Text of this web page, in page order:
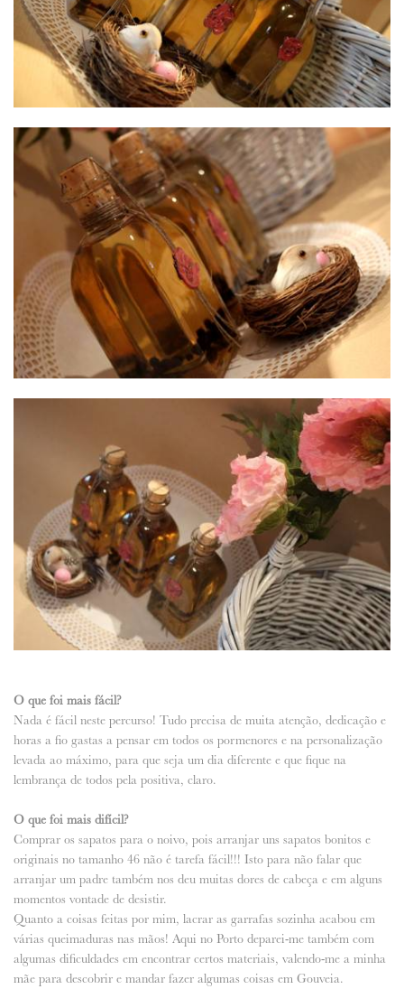
O que foi mais fácil?
Nada é fácil neste percurso! Tudo precisa de muita atenção, dedicação e
horas a fio gastas a pensar em todos os pormenores e na personalização
levada ao máximo, para que seja um dia diferente e que fique na
lembrança de todos pela positiva, claro.
O que foi mais difícil?
Comprar os sapatos para o noivo, pois arranjar uns sapatos bonitos e
originais no tamanho 46 não é tarefa fácil!!! Isto para não falar que
arranjar um padre também nos deu muitas dores de cabeça e em alguns
momentos vontade de desistir.
Quanto a coisas feitas por mim, lacrar as garrafas sozinha acabou em
várias queimaduras nas mãos! Aqui no Porto deparei-me também com
algumas dificuldades em encontrar certos materiais, valendo-me a minha
mãe para descobrir e mandar fazer algumas coisas em Gouveia.